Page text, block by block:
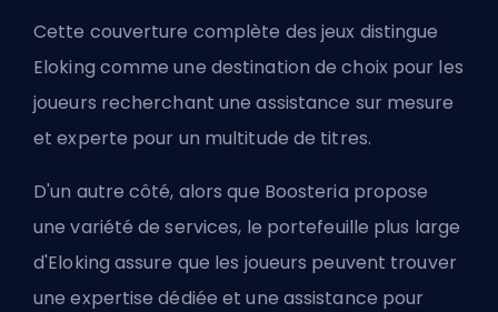
Cette couverture complète des jeux distingue
Eloking comme une destination de choix pour les
joueurs recherchant une assistance sur mesure
et experte pour un multitude de titres.
D'un autre côté, alors que Boosteria propose
une variété de services, le portefeuille plus large
d'Eloking assure que les joueurs peuvent trouver
une expertise dédiée et une assistance pour